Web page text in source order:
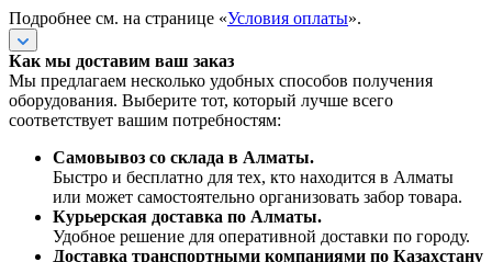
Подробнее см. на странице «Условия оплаты».
Как мы доставим ваш заказ
Мы предлагаем несколько удобных способов получения
оборудования. Выберите тот, который лучше всего
соответствует вашим потребностям:
Самовывоз со склада в Алматы.
Быстро и бесплатно для тех, кто находится в Алматы
или может самостоятельно организовать забор товара.
Курьерская доставка по Алматы.
Удобное решение для оперативной доставки по городу.
Доставка транспортными компаниями по Казахстану